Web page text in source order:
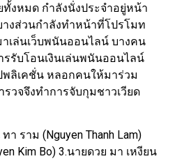
ทั้งหมด กำลังนั่งประจำอยู่หน้า
งส่วนกำลังทำหน้าที่โปรโมท
เล่นเว็บพนันออนไลน์ บางคน
รับโอนเงินเล่นพนันออนไลน์
พลิเคชั่น หลอกคนให้มาร่วม
วจจึงทำการจับกุมชาวเวียด
า ราม (Nguyen Thanh Lam)
Kim Bo) 3.นายดวย มา เหงียน